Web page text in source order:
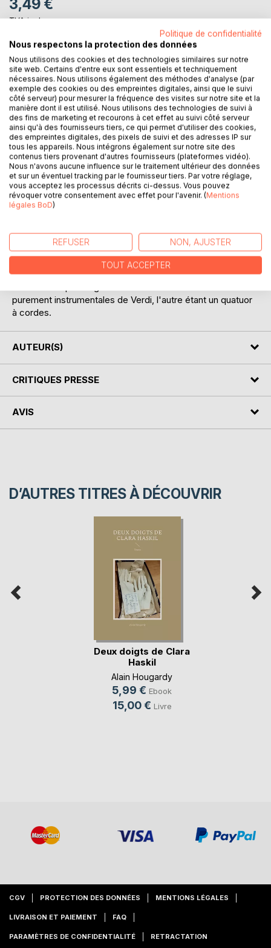
3,49 €
TVA incluse
Téléchargement disponible dès maintenant
AJOUTER AU PANIER
Ajouter à ma liste d'envies
Laisser un avis
Verdi a composé cette Valse en 1859. La partition fut un
temps délaissée, puis reprise dans le film "Le Guépard" de
Visconti, dans une orchestration de Nino Rota.
purement instrumentales de Verdi, l'autre étant un quatuor
à cordes.
AUTEUR(S)
CRITIQUES PRESSE
AVIS
D’AUTRES TITRES À DÉCOUVRIR
Deux doigts de Clara
Haskil
Alain Hougardy
5,99 € Ebook
15,00 € Livre
CGV PROTECTION DES DONNÉES MENTIONS LÉGALES
LIVRAISON ET PAIEMENT FAQ
PARAMÈTRES DE CONFIDENTIALITÉ RETRACTATION
Politique de confidentialité
Nous respectons la protection des données
Nous utilisons des cookies et des technologies similaires sur notre
site web. Certains d'entre eux sont essentiels et techniquement
nécessaires. Nous utilisons également des méthodes d'analyse (par
exemple des cookies ou des empreintes digitales, ainsi que le suivi
côté serveur) pour mesurer la fréquence des visites sur notre site et la
manière dont il est utilisé. Nous utilisons des technologies de suivi à
des fins de marketing et recourons à cet effet au suivi côté serveur
ainsi qu'à des fournisseurs tiers, ce qui permet d'utiliser des cookies,
des empreintes digitales, des pixels de suivi et des adresses IP sur
tous les appareils. Nous intégrons également sur notre site des
contenus tiers provenant d'autres fournisseurs (plateformes vidéo).
Nous n'avons aucune influence sur le traitement ultérieur des données
et sur un éventuel tracking par le fournisseur tiers. Par votre réglage,
vous acceptez les processus décrits ci-dessus. Vous pouvez
révoquer votre consentement avec effet pour l'avenir. (Mentions
légales BoD)
REFUSER NON, AJUSTER
TOUT ACCEPTER